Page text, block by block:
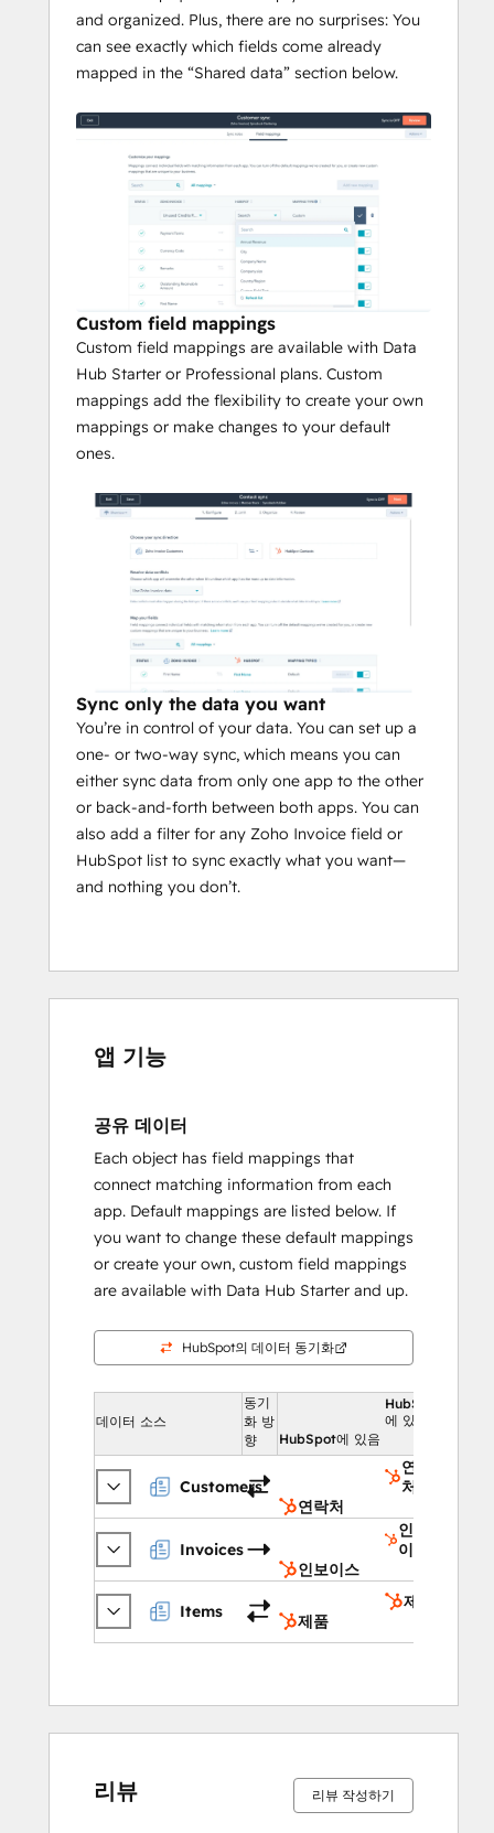
and organized. Plus, there are no surprises: You
can see exactly which fields come already
mapped in the “Shared data” section below.
Custom field mappings
Custom field mappings are available with Data
Hub Starter or Professional plans. Custom
mappings add the flexibility to create your own
mappings or make changes to your default
ones.
Sync only the data you want
You’re in control of your data. You can set up a
one- or two-way sync, which means you can
either sync data from only one app to the other
or back-and-forth between both apps. You can
also add a filter for any Zoho Invoice field or
HubSpot list to sync exactly what you want—
and nothing you don’t.
앱 기능
공유 데이터
Each object has field mappings that
connect matching information from each
app. Default mappings are listed below. If
you want to change these default mappings
or create your own, custom field mappings
are available with Data Hub Starter and up.
HubSpot의 데이터 동기화
데이터 소스
동기
화 방
향
HubSpot
에 있음
HubSpot에 있음
Customers
연락
처
연락처
Invoices
인보
이스
인보이스
Items
제품
제품
리뷰 리뷰 작성하기
료
료 료